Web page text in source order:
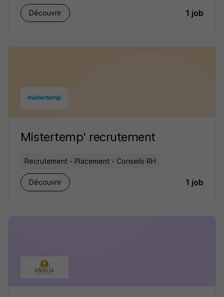
Découvrir 1 job
Mistertemp' recrutement
Recrutement - Placement - Conseils RH
Découvrir 1 job